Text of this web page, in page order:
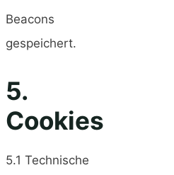
Beacons
gespeichert.
5.
Cookies
5.1 Technische